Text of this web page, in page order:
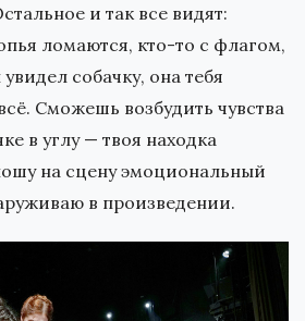
и так все видят:
ломаются, кто-то с флагом,
собачку, она тебя
Сможешь возбудить чувства
в углу — твоя находка
на сцену эмоциональный
в произведении.